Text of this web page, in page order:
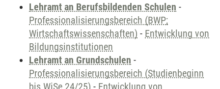
Lehramt an Berufsbildenden Schulen -
Professionalisierungsbereich (BWP;
Wirtschaftswissenschaften) - Entwicklung von
Bildungsinstitutionen
Lehramt an Grundschulen -
Professionalisierungsbereich (Studienbeginn
bis WiSe 24/25) - Entwicklung von